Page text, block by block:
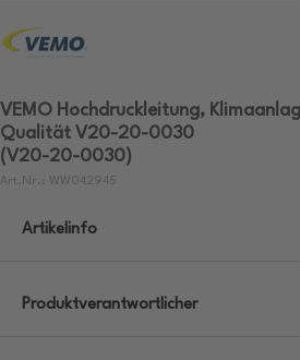
VEMO Hochdruckleitung,
Qualität V20-20-0030
(V20-20-0030)
Art.Nr.: WW042945
Artikelinfo
Produktverantwortlicher